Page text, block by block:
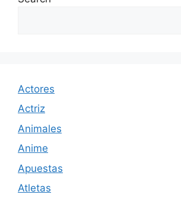
Actores
Actriz
Animales
Anime
Apuestas
Atletas